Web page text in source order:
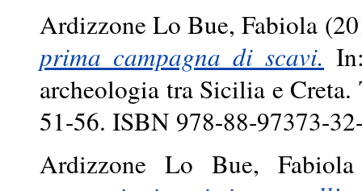
Ardizzone Lo Bue, Fabiola
prima campagna di scavi.
archeologia tra Sicilia e
51-56. ISBN 978-88-97373-
Ardizzone Lo Bue, Fabiola